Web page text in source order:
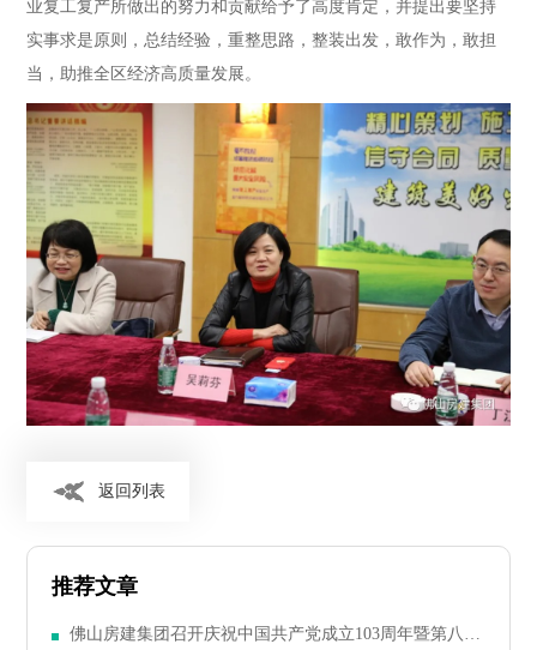
业复工复产所做出的努力和贡献给予了高度肯定，并提出要坚持
实事求是原则，总结经验，重整思路，整装出发，敢作为，敢担
当，助推全区经济高质量发展。
返回列表
推荐文章
佛山房建集团召开庆祝中国共产党成立103周年暨第八届